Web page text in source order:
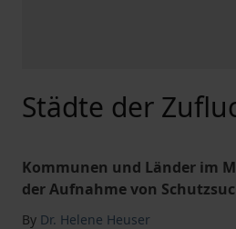
Städte der
Kommunen und Länder im
der Aufnahme von
By Dr. Helene Heuser